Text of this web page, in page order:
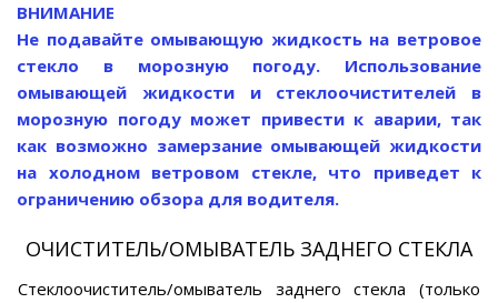
ВНИМАНИЕ
Не подавайте омывающую жидкость на ветровое
стекло в морозную погоду. Использование
омывающей жидкости и стеклоочистителей в
морозную погоду может привести к аварии, так
как возможно замерзание омывающей жидкости
на холодном ветровом стекле, что приведет к
ограничению обзора для водителя.
ОЧИСТИТЕЛЬ/ОМЫВАТЕЛЬ ЗАДНЕГО СТЕКЛА
Стеклоочиститель/омыватель заднего стекла (только